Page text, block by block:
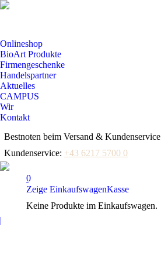
Onlineshop
BioArt Produkte
Firmengeschenke
Handelspartner
Aktuelles
CAMPUS
Wir
Kontakt
Bestnoten beim Versand & Kundenservice
Kundenservice: +43 6217 5700 0
0
Zeige EinkaufswagenKasse
Keine Produkte im Einkaufswagen.
|